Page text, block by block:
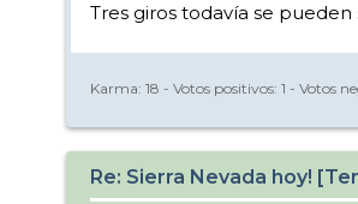
Tres giros todavía se pueden
Karma: 18 - Votos positivos: 1 - Votos
Re: Sierra Nevada hoy!